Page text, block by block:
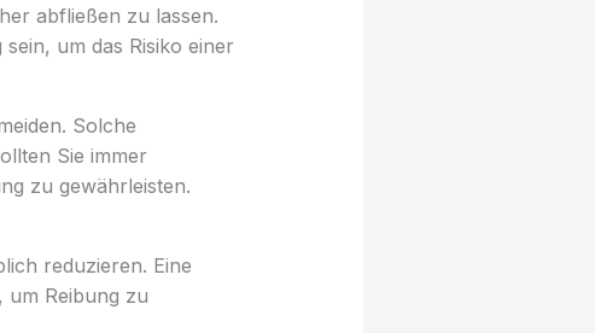
abfließen zu lassen.
um das Risiko einer
Solche
Sie immer
zu gewährleisten.
reduzieren. Eine
um Reibung zu